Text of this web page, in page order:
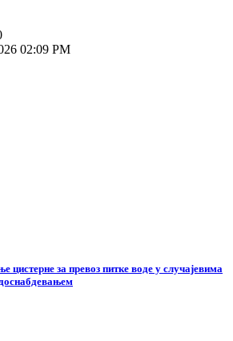
02:09 PM
за превоз питке воде у случајевима